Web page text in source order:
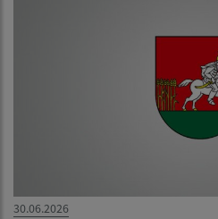
30.06.2026